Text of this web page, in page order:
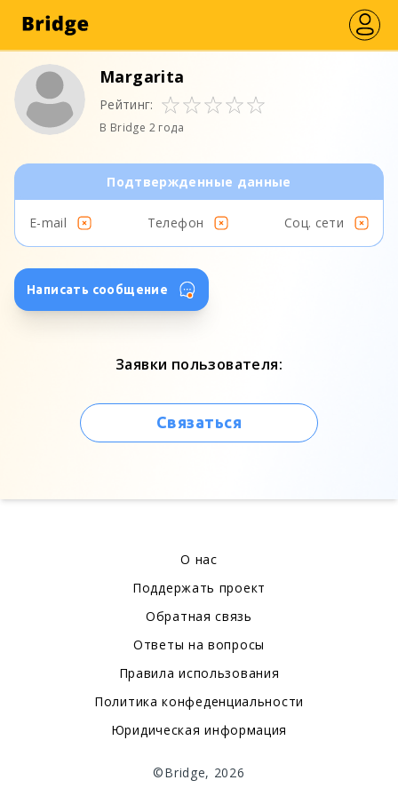
Margarita
Рейтинг:
В Bridge 2 года
Подтвержденные данные
E-mail Телефон Соц. сети
Написать сообщение
Заявки пользователя:
Связаться
О нас
Поддержать проект
Обратная связь
Ответы на вопросы
Правила использования
Политика конфеденциальности
Юридическая информация
©Bridge, 2026